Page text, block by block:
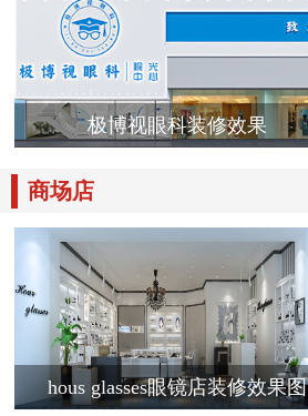
极博视眼科装修效果
商场店
hous glasses眼镜店装修效果图